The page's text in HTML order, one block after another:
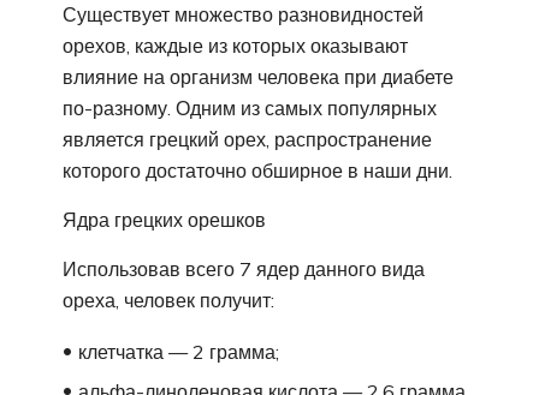
Существует множество разновидностей
орехов, каждые из которых оказывают
влияние на организм человека при диабете
по-разному. Одним из самых популярных
является грецкий орех, распространение
которого достаточно обширное в наши дни.
Ядра грецких орешков
Использовав всего 7 ядер данного вида
ореха, человек получит:
клетчатка — 2 грамма;